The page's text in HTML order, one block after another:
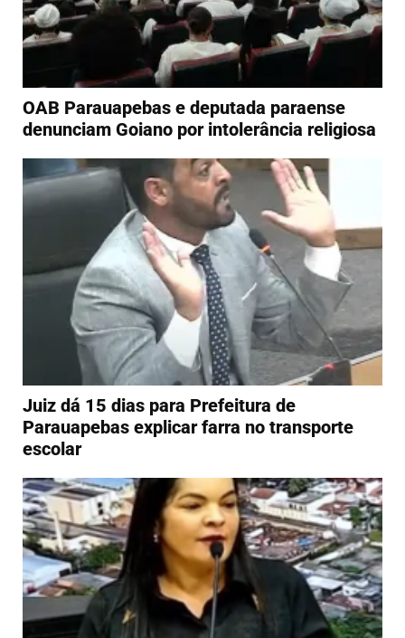
OAB Parauapebas e deputada paraense
denunciam Goiano por intolerância religiosa
Juiz dá 15 dias para Prefeitura de
Parauapebas explicar farra no transporte
escolar